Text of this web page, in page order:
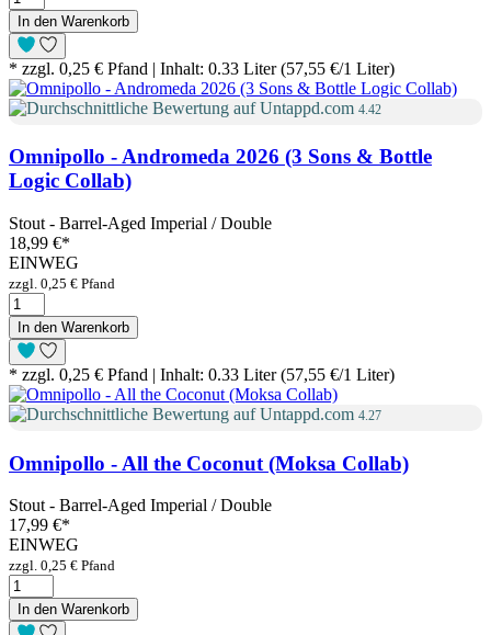
In den Warenkorb
* zzgl. 0,25 € Pfand | Inhalt: 0.33 Liter (57,55 €/1 Liter)
4.42
Omnipollo - Andromeda 2026 (3 Sons & Bottle
Logic Collab)
Stout - Barrel-Aged Imperial / Double
18,99 €*
EINWEG
zzgl. 0,25 € Pfand
In den Warenkorb
* zzgl. 0,25 € Pfand | Inhalt: 0.33 Liter (57,55 €/1 Liter)
4.27
Omnipollo - All the Coconut (Moksa Collab)
Stout - Barrel-Aged Imperial / Double
17,99 €*
EINWEG
zzgl. 0,25 € Pfand
In den Warenkorb